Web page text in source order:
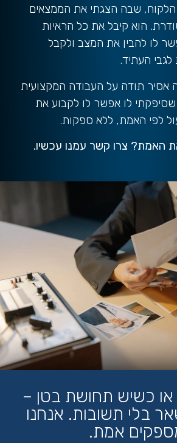
שבה הצגתי את הממצאים
הוא קיבל את כל הראיות
לו להבין את המצב ולקבל
העתיד.
אסיר תודה על העבודה המקצועית
שסיפקתי לו אפשר לו לקבוע את
לפי האמת, ללא ספקות.
האמת? צרו קשר עמנו עכשיו.
כשיש תחושת בטן –
בלי תשובות. אנחנו
אמת.